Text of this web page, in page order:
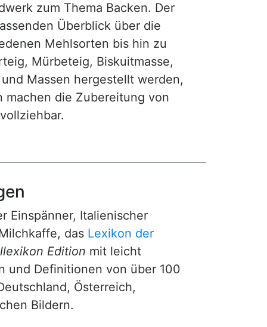
zum Thema Backen. Der
Überblick über die
Mehlsorten bis hin zu
Mürbeteig, Biskuitmasse,
Massen hergestellt werden,
die Zubereitung von
Einspänner, Italienischer
das Lexikon der
Edition mit leicht
und Definitionen von über 100
Österreich,
Bildern.